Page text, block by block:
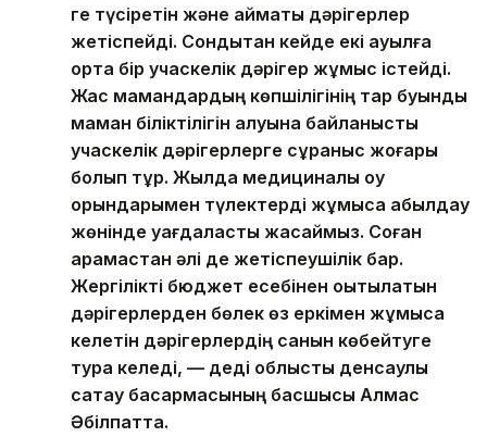
ге түсіретін және аймақтық дәрігерлер
жетіспейді. Сондықтан кейде екі ауылға
ортақ бір учаскелік дәрігер жұмыс істейді.
Жас мамандардың көпшілігінің тар буынды
маман біліктілігін алуына байланысты
учаскелік дәрігерлерге сұраныс жоғары
болып тұр. Жылда медициналық оқу
орындарымен түлектерді жұмысқа қабылдау
жөнінде уағдаластық жасаймыз. Соған
қарамастан әлі де жетіспеушілік бар.
Жергілікті бюджет есебінен оқытылатын
дәрігерлерден бөлек өз еркімен жұмысқа
келетін дәрігерлердің санын көбейтуге
тура келеді, — деді облыстық денсаулық
сақтау басқармасының басшысы Алмас
Әбілпатта.